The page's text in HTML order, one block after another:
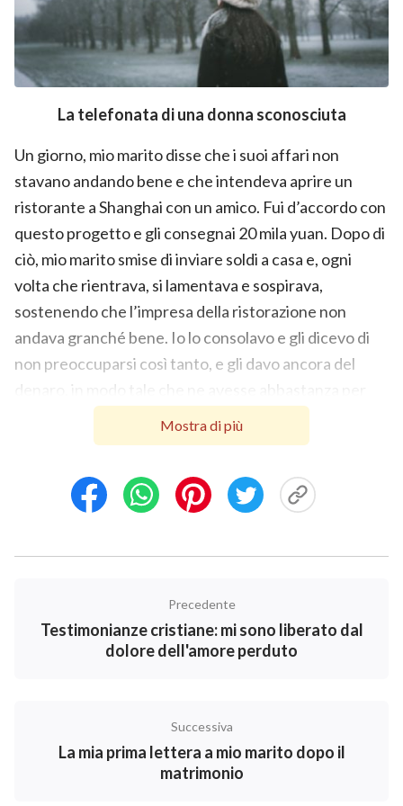
La telefonata di una donna sconosciuta
Un giorno, mio marito disse che i suoi affari non
stavano andando bene e che intendeva aprire un
ristorante a Shanghai con un amico. Fui d’accordo con
questo progetto e gli consegnai 20 mila yuan. Dopo di
ciò, mio marito smise di inviare soldi a casa e, ogni
volta che rientrava, si lamentava e sospirava,
sostenendo che l’impresa della ristorazione non
andava granché bene. Io lo consolavo e gli dicevo di
non preoccuparsi così tanto, e gli davo ancora del
denaro, in modo tale che ne avesse abbastanza per
far proseguire la sua attività. Nonostante questo, mio
marito non era più ottimista come una volta e qualche
telefono. Tuttavia, non badavo troppo a questo
comportamento insolito, ritenendo che doveva
Un giorno, durante le vacanze estive, mio marito
tornò a casa da Shanghai e comprò un po’ di vestiti a
me e alle nostre figlie. Ero davvero molto felice.
dovevamo sfruttare al massimo le nostre giornate
insieme, ma lui disse che aveva degli affari da sbrigare
Mostra di più
Precedente
Testimonianze cristiane: mi sono liberato dal
dolore dell'amore perduto
Successiva
La mia prima lettera a mio marito dopo il
matrimonio